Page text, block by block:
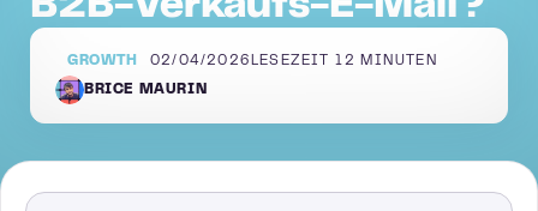
B2B-Verkaufs-E-Mail?
GROWTH 02/04/2026 LESEZEIT12 MINUTEN
BRICE MAURIN